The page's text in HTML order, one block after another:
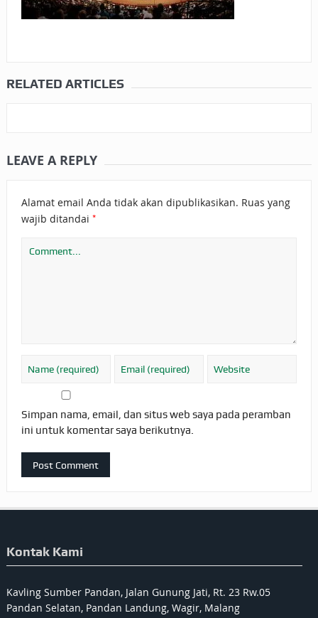
RELATED ARTICLES
LEAVE A REPLY
Alamat email Anda tidak akan dipublikasikan. Ruas yang
wajib ditandai *
Simpan nama, email, dan situs web saya pada peramban
ini untuk komentar saya berikutnya.
Kontak Kami
Kavling Sumber Pandan, Jalan Gunung Jati, Rt. 23 Rw.05
Pandan Selatan, Pandan Landung, Wagir, Malang